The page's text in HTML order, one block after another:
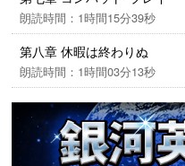
朗読時間：1時間15分39秒
第八章 休暇は終わりぬ
朗読時間：1時間03分13秒